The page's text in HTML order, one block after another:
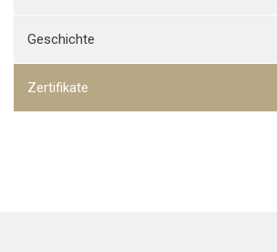
Geschichte
Zertifikate